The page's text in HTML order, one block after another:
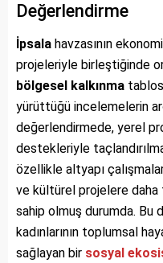
Değerlendirme
İpsala havzasının
projeleriyle birleştiğinde
bölgesel kalkınma
yürüttüğü incelemelerin
değerlendirmede, yerel
destekleriyle
özellikle altyapı
ve kültürel projelere daha
sahip olmuş durumda. Bu
kadınlarının toplumsal
sağlayan bir sosyal